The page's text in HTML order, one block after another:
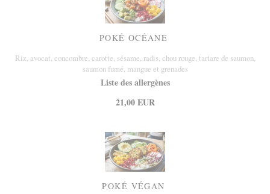
POKÉ OCÉANE
Riz, avocat, concombre, carotte, sésame, radis, chou rouge, tartare de saumon,
saumon fumé, mangue et grenades
Liste des allergènes
21,00 EUR
POKÉ VÉGAN